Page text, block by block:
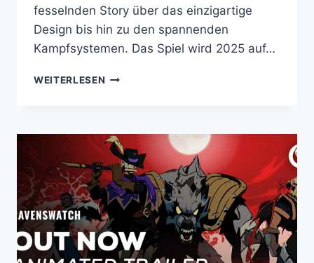
fesselnden Story über das einzigartige
Design bis hin zu den spannenden
Kampfsystemen. Das Spiel wird 2025 auf…
WEITERLESEN NACON
PRÄSENTIEREN
15-
MINÜTIGES
GAMEPLAY-
VIDEO
ZU
„HELL
IS
US“